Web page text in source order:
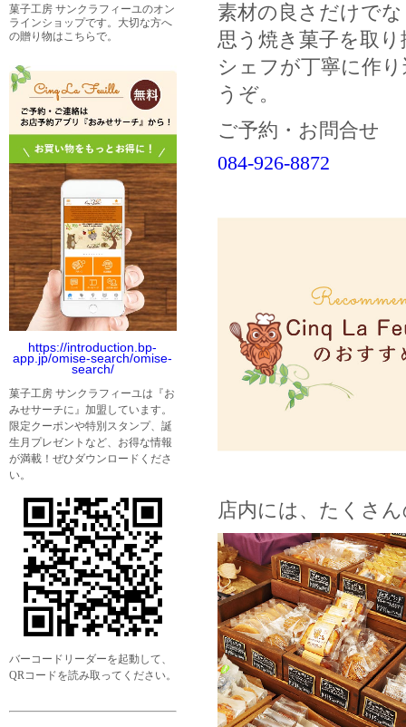
菓子工房 サンクラフィーユのオン
ラインショップです。大切な方へ
の贈り物はこちらで。
https://introduction.bp-
app.jp/omise-search/omise-
search/
菓子工房 サンクラフィーユは『お
みせサーチに』加盟しています。
限定クーポンや特別スタンプ、誕
生月プレゼントなど、お得な情報
が満載！ぜひダウンロードくださ
い。
バーコードリーダーを起動して、
QRコードを読み取ってください。
素材の良さだけで
思う焼き菓子を取
シェフが丁寧に作
うぞ。
ご予約・お問合せ
084-926-8872
店内には、たくさ